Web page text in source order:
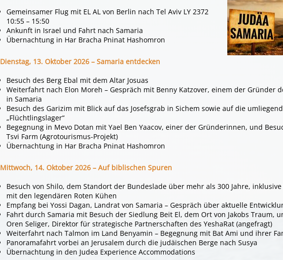
Gemeinsamer Flug mit EL AL von Berlin nach Tel Aviv LY 2372
10:55 – 15:50
Ankunft in Israel und Fahrt nach Samaria
Übernachtung in Har Bracha Pninat Hashomron
Dienstag, 13. Oktober 2026 – Samaria entdecken
Besuch des Berg Ebal mit dem Altar Josuas
Weiterfahrt nach Elon Moreh – Gespräch mit Benny Katzover, einem der Gründer
in Samaria
Besuch des Garizim mit Blick auf das Josefsgrab in Sichem sowie auf die
„Flüchtlingslager“
Begegnung in Mevo Dotan mit Yael Ben Yaacov, einer der Gründerinnen, und
Tsvi Farm (Agrotourismus-Projekt)
Übernachtung in Har Bracha Pninat Hashomron
Mittwoch, 14. Oktober 2026 – Auf biblischen Spuren
Besuch von Shilo, dem Standort der Bundeslade über mehr als 300 Jahre,
mit den legendären Roten Kühen
Empfang bei Yossi Dagan, Landrat von Samaria – Gespräch über aktuelle
Fahrt durch Samaria mit Besuch der Siedlung Beit El, dem Ort von Jakobs Traum,
Oren Seliger, Direktor für strategische Partnerschaften des YeshaRat (angefragt)
Weiterfahrt nach Talmon im Land Benyamin – Begegnung mit Bat Ami und ihrer
Panoramafahrt vorbei an Jerusalem durch die judäischen Berge nach Susya
Übernachtung in den Judea Experience Accommodations